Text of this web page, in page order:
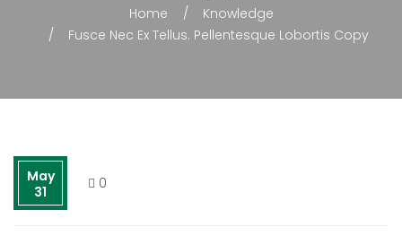
Home
Knowledge
Fusce Nec Ex Tellus. Pellentesque Lobortis Copy
May
31
0